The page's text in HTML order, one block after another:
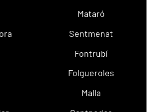
Mataró
Sentmenat
Fontrubí
Folgueroles
Malla